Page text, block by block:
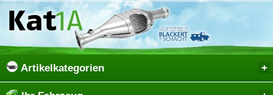
Artikelkategorien